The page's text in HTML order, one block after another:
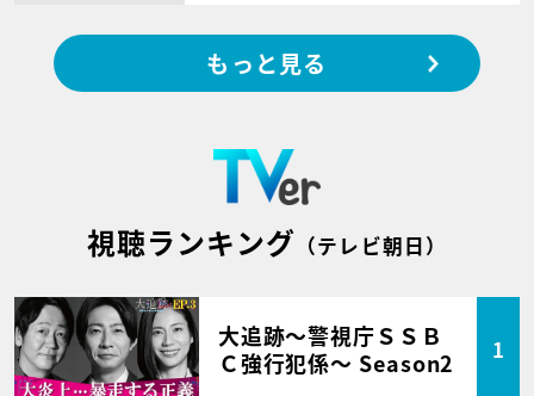
もっと見る
視聴ランキング （テレビ朝日）
大追跡～警視庁ＳＳＢ
Ｃ強行犯係～ Season2
1